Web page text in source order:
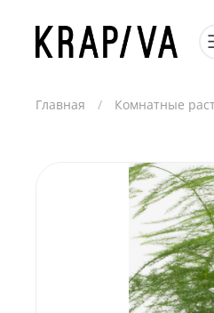
Главная Комнатные